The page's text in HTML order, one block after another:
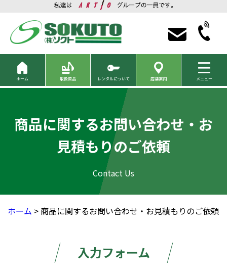
ホーム 取扱商品 レンタルについて 店舗案内 メニュー
商品に関するお問い合わせ・お
見積もりのご依頼
ホーム > 商品に関するお問い合わせ・お見積もりのご依頼
入力フォーム